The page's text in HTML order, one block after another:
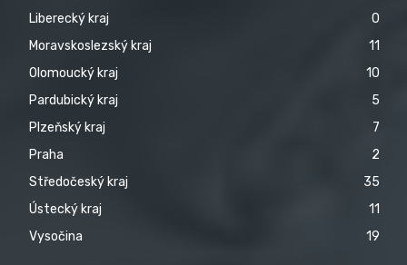
Liberecký kraj
0
Moravskoslezský kraj
11
Olomoucký kraj
10
Pardubický kraj
5
Plzeňský kraj
7
Praha
2
Středočeský kraj
35
Ústecký kraj
11
Vysočina
19